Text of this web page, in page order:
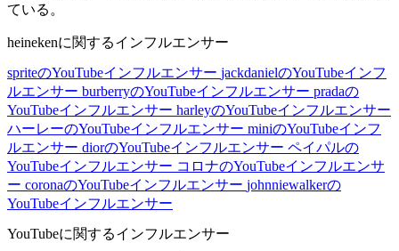
ている。
heinekenに関するインフルエンサー
spriteのYouTubeインフルエンサー jackdanielのYouTubeインフ
ルエンサー burberryのYouTubeインフルエンサー pradaの
YouTubeインフルエンサー harleyのYouTubeインフルエンサー
ハーレーのYouTubeインフルエンサー miniのYouTubeインフ
ルエンサー diorのYouTubeインフルエンサー ペイパルの
YouTubeインフルエンサー コロナのYouTubeインフルエンサ
ー coronaのYouTubeインフルエンサー johnniewalkerの
YouTubeインフルエンサー
YouTubeに関するインフルエンサー